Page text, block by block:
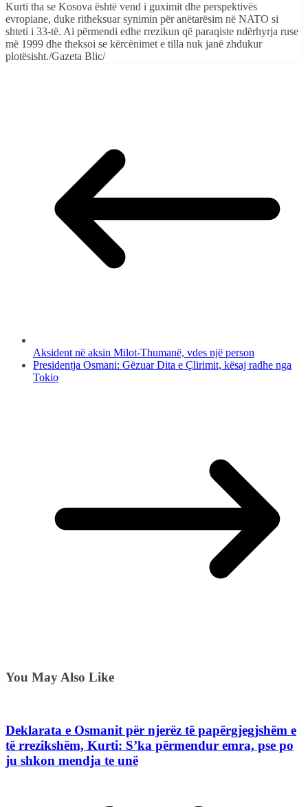
Kurti tha se Kosova është vend i guximit dhe perspektivës
evropiane, duke ritheksuar synimin për anëtarësim në NATO si
shteti i 33-të. Ai përmendi edhe rrezikun që paraqiste ndërhyrja ruse
më 1999 dhe theksoi se kërcënimet e tilla nuk janë zhdukur
plotësisht./Gazeta Blic/
Aksident në aksin Milot-Thumanë, vdes një person
Presidentja Osmani: Gëzuar Dita e Çlirimit, kësaj radhe nga
Tokio
You May Also Like
Deklarata e Osmanit për njerëz të papërgjegjshëm e
të rrezikshëm, Kurti: S’ka përmendur emra, pse po
ju shkon mendja te unë